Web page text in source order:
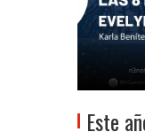
Este